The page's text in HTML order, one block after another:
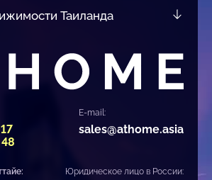
Таиланда
E-mail:
sales@athome.asia
Юридическое лицо в России: